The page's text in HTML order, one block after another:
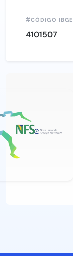
CÓDIGO IBGE
4101507